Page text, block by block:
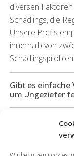
diversen
Schädlings, die
Unsere Profis
innerhalb von
Gibt es einfache
um Ungeziefer
Welche
Anspruch
Sachschäden